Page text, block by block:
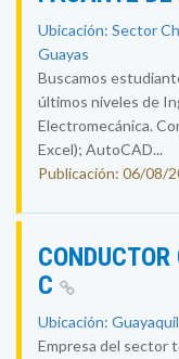
Ubicación: Sector
Guayas
Buscamos
últimos niveles de
Electromecánica.
Excel); AutoCAD...
Publicación: 06/08/
C
Ubicación:
Empresa del sector